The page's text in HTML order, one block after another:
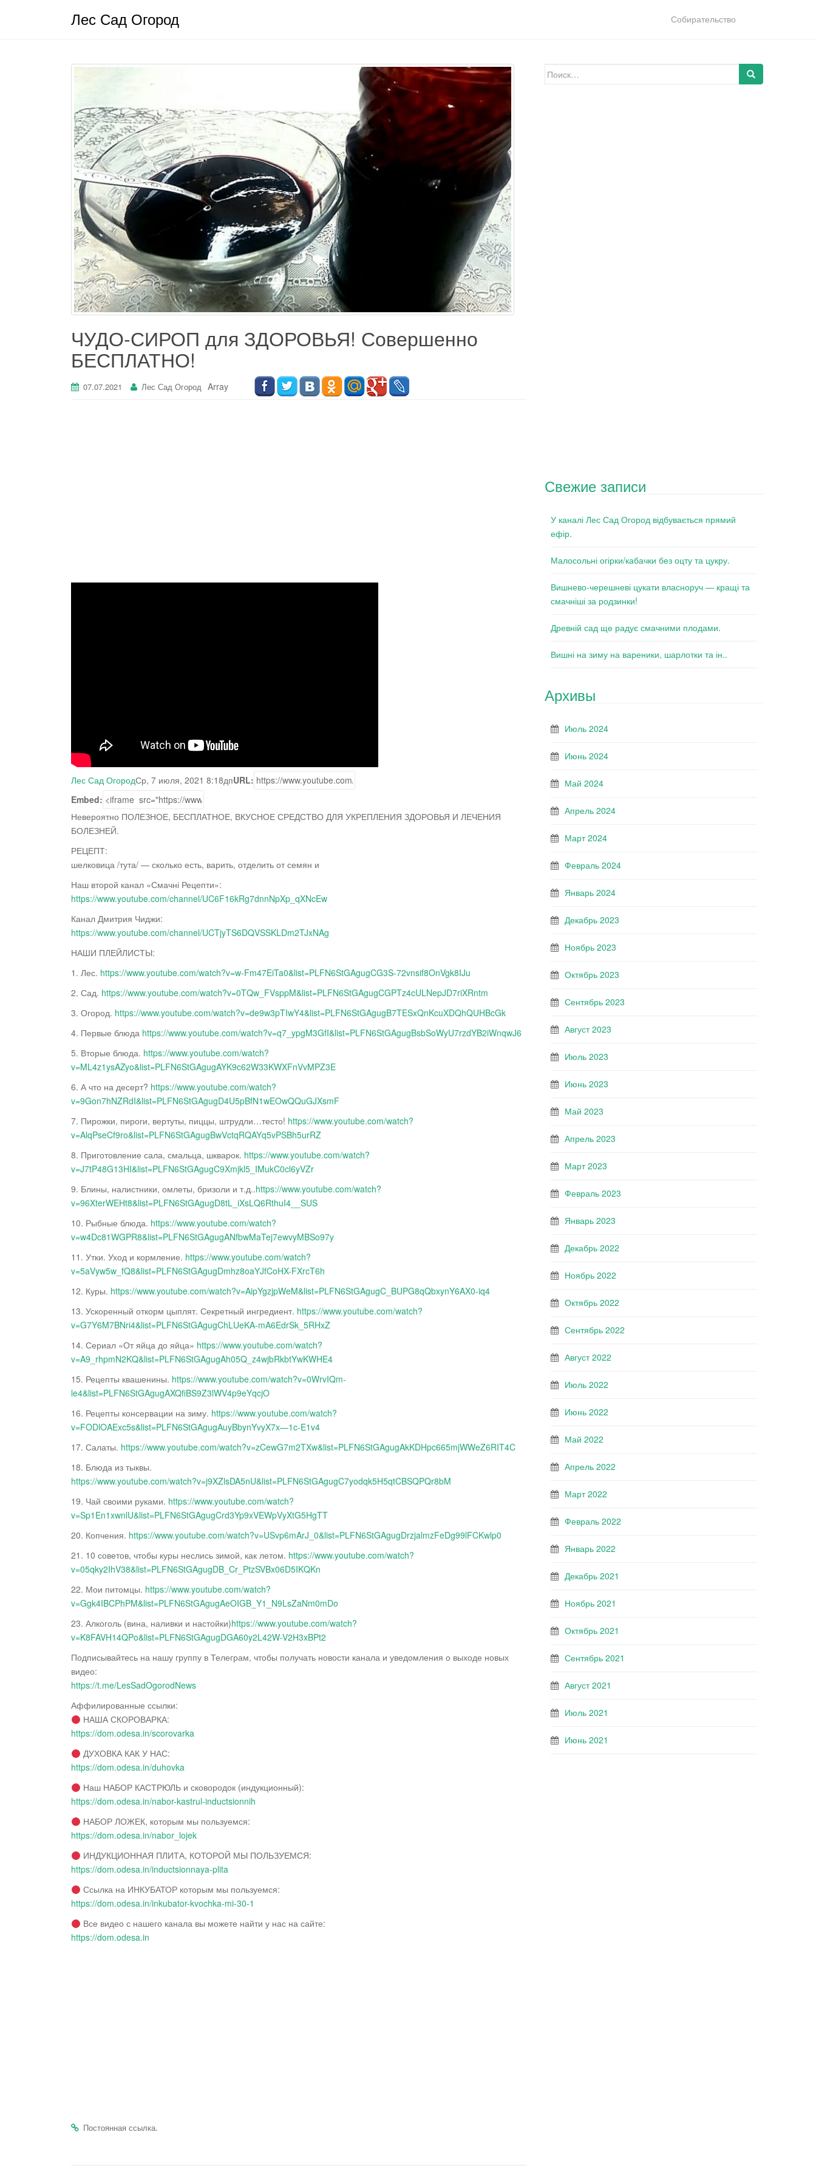
Лес Сад Огород Собирательство
ЧУДО-СИРОП для ЗДОРОВЬЯ! Совершенно
БЕСПЛАТНО!
07.07.2021 Лес Сад Огород Array
Лес Сад ОгородСр, 7 июля, 2021 8:18дпURL:
Embed:
Невероятно ПОЛЕЗНОЕ, БЕСПЛАТНОЕ, ВКУСНОЕ СРЕДСТВО ДЛЯ УКРЕПЛЕНИЯ ЗДОРОВЬЯ И ЛЕЧЕНИЯ
БОЛЕЗНЕЙ.
РЕЦЕПТ:
шелковица /тута/ — сколько есть, варить, отделить от семян и
Наш второй канал «Смачні Рецепти»:
https://www.youtube.com/channel/UC6F16kRg7dnnNpXp_qXNcEw
Канал Дмитрия Чиджи:
https://www.youtube.com/channel/UCTjyTS6DQVSSKLDm2TJxNAg
НАШИ ПЛЕЙЛИСТЫ:
1. Лес. https://www.youtube.com/watch?v=w-Fm47EiTa0&list=PLFN6StGAgugCG3S-72vnsif8OnVgk8IJu
2. Сад. https://www.youtube.com/watch?v=0TQw_FVsppM&list=PLFN6StGAgugCGPTz4cULNepJD7riXRntm
3. Огород. https://www.youtube.com/watch?v=de9w3pTIwY4&list=PLFN6StGAgugB7TESxQnKcuXDQhQUHBcGk
4. Первые блюда https://www.youtube.com/watch?v=q7_ypgM3GfI&list=PLFN6StGAgugBsbSoWyU7rzdYB2iWnqwJ6
5. Вторые блюда. https://www.youtube.com/watch?
v=ML4z1ysAZyo&list=PLFN6StGAgugAYK9c62W33KWXFnVvMPZ3E
6. А что на десерт? https://www.youtube.com/watch?
v=9Gon7hNZRdI&list=PLFN6StGAgugD4U5pBfN1wEOwQQuGJXsmF
7. Пирожки, пироги, вертуты, пиццы, штрудли…тесто! https://www.youtube.com/watch?
v=AlqPseCf9ro&list=PLFN6StGAgugBwVctqRQAYq5vPSBh5urRZ
8. Приготовление сала, смальца, шкварок. https://www.youtube.com/watch?
v=J7tP48G13HI&list=PLFN6StGAgugC9Xmjkl5_IMukC0cl6yVZr
9. Блины, налистники, омлеты, бризоли и т.д..https://www.youtube.com/watch?
v=96XterWEHt8&list=PLFN6StGAgugD8tL_iXsLQ6RthuI4__SUS
10. Рыбные блюда. https://www.youtube.com/watch?
v=w4Dc81WGPR8&list=PLFN6StGAgugANfbwMaTej7ewvyMBSo97y
11. Утки. Уход и кормление. https://www.youtube.com/watch?
v=5aVyw5w_fQ8&list=PLFN6StGAgugDmhz8oaYJfCoHX-FXrcT6h
12. Куры. https://www.youtube.com/watch?v=AipYgzjpWeM&list=PLFN6StGAgugC_BUPG8qQbxynY6AX0-iq4
13. Ускоренный откорм цыплят. Секретный ингредиент. https://www.youtube.com/watch?
v=G7Y6M7BNri4&list=PLFN6StGAgugChLUeKA-mA6EdrSk_5RHxZ
14. Сериал «От яйца до яйца» https://www.youtube.com/watch?
v=A9_rhpmN2KQ&list=PLFN6StGAgugAh05Q_z4wjbRkbtYwKWHE4
15. Рецепты квашенины. https://www.youtube.com/watch?v=0WrvIQm-
le4&list=PLFN6StGAgugAXQfiBS9Z3lWV4p9eYqcjO
16. Рецепты консервации на зиму. https://www.youtube.com/watch?
v=FODlOAExc5s&list=PLFN6StGAgugAuyBbynYvyX7x—1c-E1v4
17. Салаты. https://www.youtube.com/watch?v=zCewG7m2TXw&list=PLFN6StGAgugAkKDHpc665mjWWeZ6RIT4C
18. Блюда из тыквы.
https://www.youtube.com/watch?v=j9XZlsDA5nU&list=PLFN6StGAgugC7yodqk5H5qtCBSQPQr8bM
19. Чай своими руками. https://www.youtube.com/watch?
v=Sp1En1xwnlU&list=PLFN6StGAgugCrd3Yp9xVEWpVyXtG5HgTT
20. Копчения. https://www.youtube.com/watch?v=USvp6mArJ_0&list=PLFN6StGAgugDrzjalmzFeDg99lFCKwlp0
21. 10 советов, чтобы куры неслись зимой, как летом. https://www.youtube.com/watch?
v=05qky2IhV38&list=PLFN6StGAgugDB_Cr_PtzSVBx06D5IKQKn
22. Мои питомцы. https://www.youtube.com/watch?
v=Ggk4IBCPhPM&list=PLFN6StGAgugAeOIGB_Y1_N9LsZaNm0mDo
23. Алкоголь (вина, наливки и настойки)https://www.youtube.com/watch?
v=K8FAVH14QPo&list=PLFN6StGAgugDGA60y2L42W-V2H3xBPt2
Подписывайтесь на нашу группу в Телеграм, чтобы получать новости канала и уведомления о выходе новых
видео:
https://t.me/LesSadOgorodNews
Аффилированные ссылки:
НАША СКОРОВАРКА:
https://dom.odesa.in/scorovarka
ДУХОВКА КАК У НАС:
https://dom.odesa.in/duhovka
Наш НАБОР КАСТРЮЛЬ и сковородок (индукционный):
https://dom.odesa.in/nabor-kastrul-inductsionnih
НАБОР ЛОЖЕК, которым мы пользуемся:
https://dom.odesa.in/nabor_lojek
ИНДУКЦИОННАЯ ПЛИТА, КОТОРОЙ МЫ ПОЛЬЗУЕМСЯ:
https://dom.odesa.in/inductsionnaya-plita
Ссылка на ИНКУБАТОР которым мы пользуемся:
https://dom.odesa.in/inkubator-kvochka-mi-30-1
Все видео с нашего канала вы можете найти у нас на сайте:
https://dom.odesa.in
Постоянная ссылка.
Искать:
Свежие записи
У каналі Лес Сад Огород відбувається прямий
ефір.
Малосольні огірки/кабачки без оцту та цукру.
Вишнево-черешневі цукати власноруч — кращі та
смачніші за родзинки!
Древній сад ще радує смачними плодами.
Вишні на зиму на вареники, шарлотки та ін..
Архивы
Июль 2024
Июнь 2024
Май 2024
Апрель 2024
Март 2024
Февраль 2024
Январь 2024
Декабрь 2023
Ноябрь 2023
Октябрь 2023
Сентябрь 2023
Август 2023
Июль 2023
Июнь 2023
Май 2023
Апрель 2023
Март 2023
Февраль 2023
Январь 2023
Декабрь 2022
Ноябрь 2022
Октябрь 2022
Сентябрь 2022
Август 2022
Июль 2022
Июнь 2022
Май 2022
Апрель 2022
Март 2022
Февраль 2022
Январь 2022
Декабрь 2021
Ноябрь 2021
Октябрь 2021
Сентябрь 2021
Август 2021
Июль 2021
Июнь 2021